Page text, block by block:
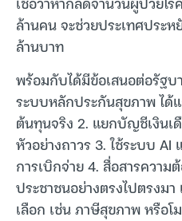
ล้านคน จะช่วยประเทศประ
ล้านบาท
พร้อมกับได้มีข้อเสนอต่อรัฐ
ระบบหลักประกันสุขภาพ ได้
ต้นทุนจริง 2. แยกบัญชีเงินเ
หัวอย่างถาวร 3. ใช้ระบบ
การเบิกจ่าย 4. สื่อสารความ
ประชาชนอย่างตรงไปตรงมา
เลือก เช่น ภาษีสุขภาพ หรือโ